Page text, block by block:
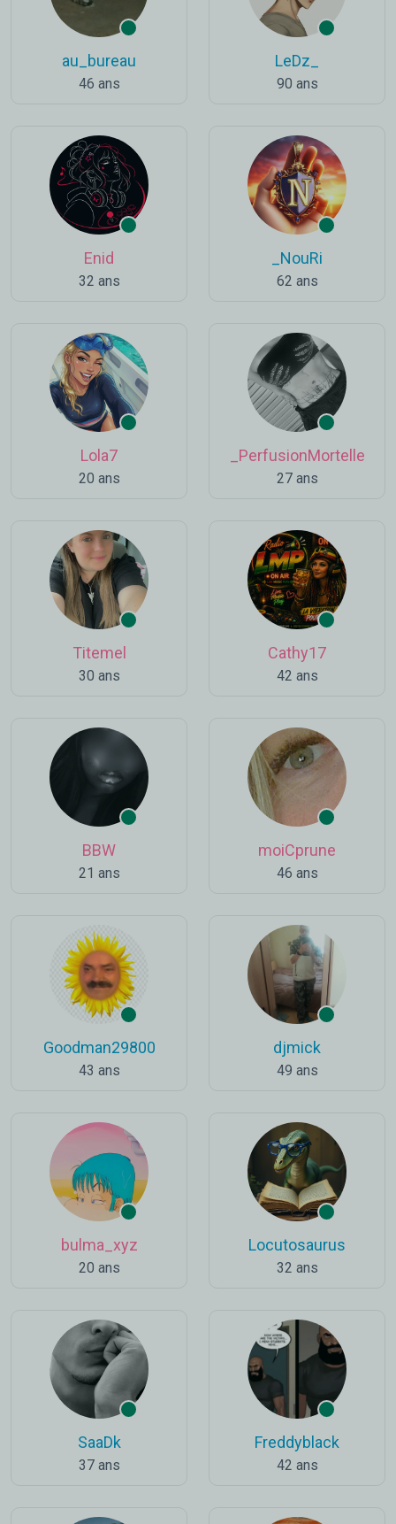
au_bureau
46 ans
LeDz_
90 ans
Enid
32 ans
_NouRi
62 ans
Lola7
20 ans
_PerfusionMortelle
27 ans
Titemel
30 ans
Cathy17
42 ans
BBW
21 ans
moiCprune
46 ans
Goodman29800
43 ans
djmick
49 ans
bulma_xyz
20 ans
Locutosaurus
32 ans
SaaDk
37 ans
Freddyblack
42 ans